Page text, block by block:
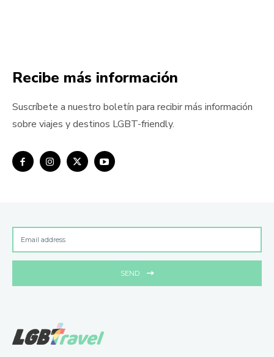
Recibe más información
Suscríbete a nuestro boletín para recibir más información
sobre viajes y destinos LGBT-friendly.
SEND